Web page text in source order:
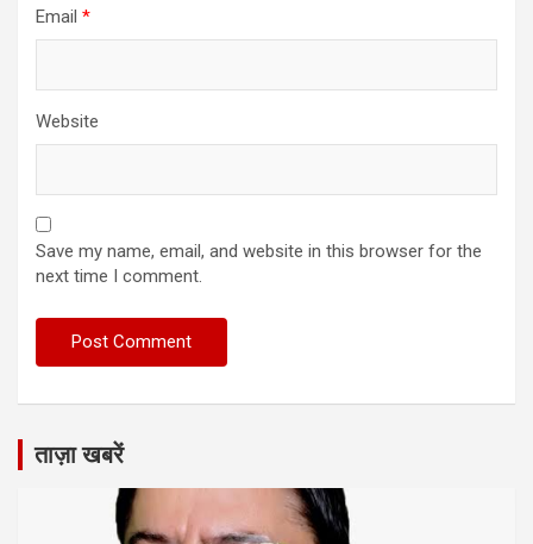
Email *
Website
Save my name, email, and website in this browser for the
next time I comment.
ताज़ा खबरें